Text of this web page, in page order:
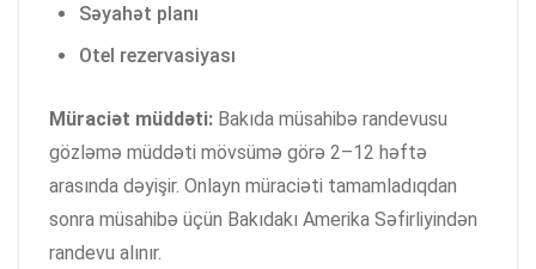
Səyahət planı
Otel rezervasiyası
Müraciət müddəti: Bakıda müsahibə randevusu
gözləmə müddəti mövsümə görə 2–12 həftə
arasında dəyişir. Onlayn müraciəti tamamladıqdan
sonra müsahibə üçün Bakıdakı Amerika Səfirliyindən
randevu alınır.